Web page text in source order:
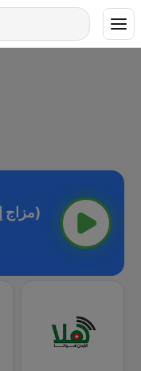
Mazaj FM (مزاج إف إم)